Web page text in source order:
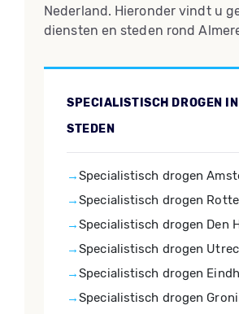
Nederland. Hieronder vindt u
diensten en steden rond
SPECIALISTISCH DROGEN
STEDEN
Specialistisch drogen
Specialistisch drogen
Specialistisch drogen Den
Specialistisch drogen
Specialistisch drogen
Specialistisch drogen